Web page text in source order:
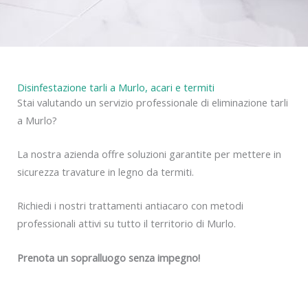
Disinfestazione tarli a Murlo, acari e termiti
Stai valutando un servizio professionale di eliminazione tarli
a Murlo?
La nostra azienda offre soluzioni garantite per mettere in
sicurezza travature in legno da termiti.
Richiedi i nostri trattamenti antiacaro con metodi
professionali attivi su tutto il territorio di Murlo.
Prenota un sopralluogo senza impegno!